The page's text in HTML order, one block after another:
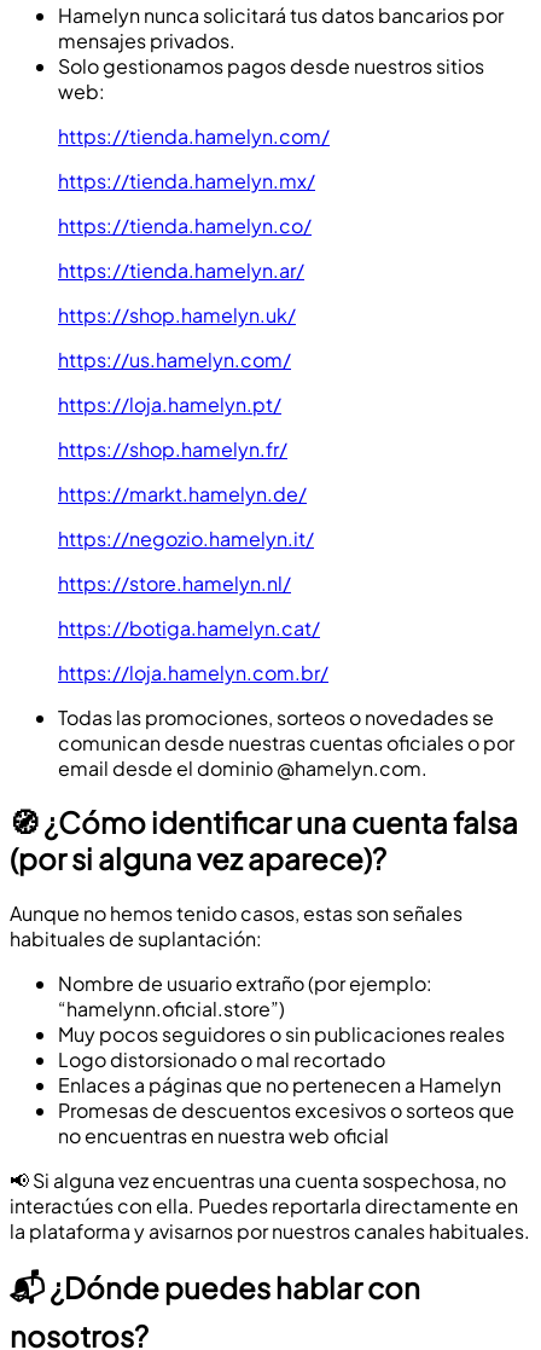
Hamelyn nunca solicitará tus datos bancarios por
mensajes privados.
Solo gestionamos pagos desde nuestros sitios
web:
https://tienda.hamelyn.com/
https://tienda.hamelyn.mx/
https://tienda.hamelyn.co/
https://tienda.hamelyn.ar/
https://shop.hamelyn.uk/
https://us.hamelyn.com/
https://loja.hamelyn.pt/
https://shop.hamelyn.fr/
https://markt.hamelyn.de/
https://negozio.hamelyn.it/
https://store.hamelyn.nl/
https://botiga.hamelyn.cat/
https://loja.hamelyn.com.br/
Todas las promociones, sorteos o novedades se
comunican desde nuestras cuentas oficiales o por
email desde el dominio @hamelyn.com.
🧭 ¿Cómo identificar una cuenta falsa
(por si alguna vez aparece)?
Aunque no hemos tenido casos, estas son señales
habituales de suplantación:
Nombre de usuario extraño (por ejemplo:
“hamelynn.oficial.store”)
Muy pocos seguidores o sin publicaciones reales
Logo distorsionado o mal recortado
Enlaces a páginas que no pertenecen a Hamelyn
Promesas de descuentos excesivos o sorteos que
no encuentras en nuestra web oficial
📢 Si alguna vez encuentras una cuenta sospechosa, no
interactúes con ella. Puedes reportarla directamente en
la plataforma y avisarnos por nuestros canales habituales.
📬 ¿Dónde puedes hablar con
nosotros?